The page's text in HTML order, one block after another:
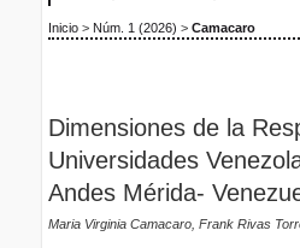
Inicio > Núm. 1 (2026) > Camacaro
Dimensiones de la
Universidades
Andes Mérida-
Maria Virginia Camacaro, Frank Rivas